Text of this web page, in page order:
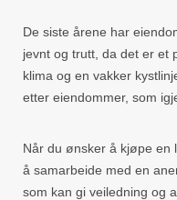
De siste årene har
jevnt og trutt, da det er et
klima og en vakker
etter eiendommer, som
Når du ønsker å kjøpe en
å samarbeide med en
som kan gi veiledning og